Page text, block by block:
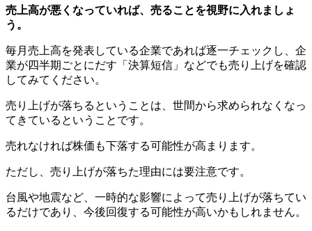
売上高が悪くなっていれば、売ることを視野に入れましょ
う。
毎月売上高を発表している企業であれば逐一チェックし、企
業が四半期ごとにだす「決算短信」などでも売り上げを確認
してみてください。
売り上げが落ちるということは、世間から求められなくなっ
てきているということです。
売れなければ株価も下落する可能性が高まります。
ただし、売り上げが落ちた理由には要注意です。
台風や地震など、一時的な影響によって売り上げが落ちてい
るだけであり、今後回復する可能性が高いかもしれません。